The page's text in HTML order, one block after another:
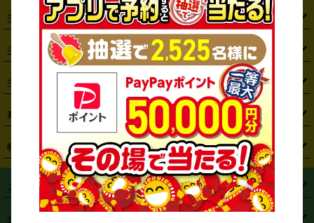
・ 北海道 ・青森県 ・岩手県 ・宮城県 ・秋田県 ・山形県
・東京都 ・神奈川県 ・埼玉県 ・千葉県 ・茨城県
・ 栃木県 ・群馬県 ・山梨県 ・愛知県 ・静岡県 ・岐阜県
・ 新潟県 富山県 ・石川県 ・福井県 ・大阪府
京都府 滋賀県 ・和歌山県 ・ 奈良県 ・三重県
・島根県 ・岡山県 ・広島県 ・山口県 ・徳島県
香川県 ・愛媛県 ・高知県 ・福岡県 ・佐賀県 ・長崎県
熊本県 ・大分県 ・宮崎県 ・鹿児島県 ・沖縄県
主要駅から探す
・ 札幌駅 ・仙台駅 ・新宿駅 ・池袋駅 ・渋谷駅 ・東京駅
・川崎駅 ・大宮駅 ・西船橋駅 ・柏駅 ・名古屋駅
・ 難波駅 三宮駅 ・京都駅 ・ 広島駅 ・博多駅
・ 那覇空港駅
主要空港から探す
・ 新千歳空港 仙台空港
・羽田空港
・ 中部国際空港セントレア ・ 関西国際空港
・ 大阪国際空港（伊丹空港） ・神戸空港
・ 岡山空港 ・徳島空港
・ 福岡空港 ・鹿児島空港
・
主要都市から探す
・仙台市
・さいたま市
・ 横浜市 ・川崎市
相模原市 ・新潟市
静岡市 ・浜松市
車種から探す
・コンパクトカー ・ステーションワゴン・セダン
ミニバン・ワンボックス ・ 高級ミニバン・ワンボックス
・ 軽トラック・商用バン
トラック・バン (タウンエースバン、ライトエースバン等)
特徴から探す
ハイブリッド ・宅配レンタカー ・ETCカードレンタル
・ 長期レンタル ・深夜時間帯レンタル ・免責補償プラス
・
メニュー
トップページ ・はじめての方へ ・ご利用案内
企業情報